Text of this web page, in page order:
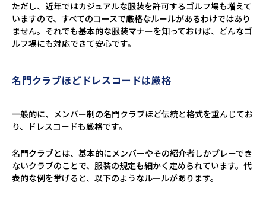
ただし、近年ではカジュアルな服装を許可するゴルフ場も増えて
いますので、すべてのコースで厳格なルールがあるわけではあり
ません。それでも基本的な服装マナーを知っておけば、どんなゴ
ルフ場にも対応できて安心です。
名門クラブほどドレスコードは厳格
一般的に、メンバー制の名門クラブほど伝統と格式を重んじてお
り、ドレスコードも厳格です。
名門クラブとは、基本的にメンバーやその紹介者しかプレーでき
ないクラブのことで、服装の規定も細かく定められています。代
表的な例を挙げると、以下のようなルールがあります。